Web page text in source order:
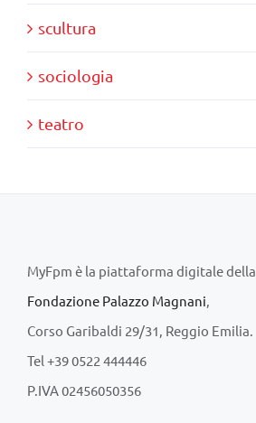
scultura
sociologia
teatro
MyFpm è la piattaforma digitale della
Fondazione Palazzo Magnani,
Corso Garibaldi 29/31, Reggio Emilia.
Tel +39 0522 444446
P.IVA 02456050356